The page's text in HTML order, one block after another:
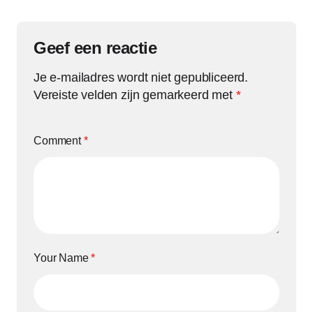
Geef een reactie
Je e-mailadres wordt niet gepubliceerd.
Vereiste velden zijn gemarkeerd met *
Comment*
Your Name*